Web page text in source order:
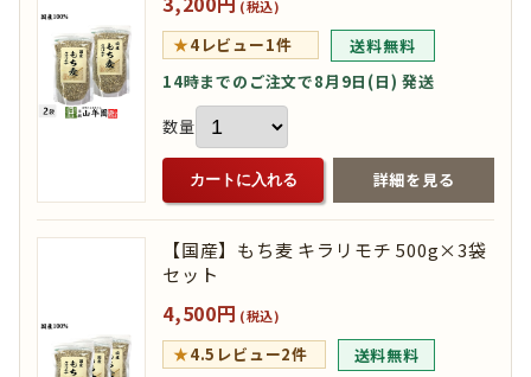
(税込)
★4レビュー1件
送料無料
14時までのご注文で8月9日(日) 発送
数量
カートに入れる 詳細を見る
【国産】もち麦 キラリモチ 500g×3袋
セット
4,500円 (税込)
★4.5 レビュー2件
送料無料